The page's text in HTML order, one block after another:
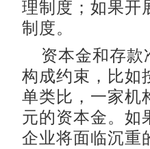
理制度；如果开
制度。
资本金和存款
构成约束，比如
单类比，一家机
元的资本金。如
企业将面临沉重